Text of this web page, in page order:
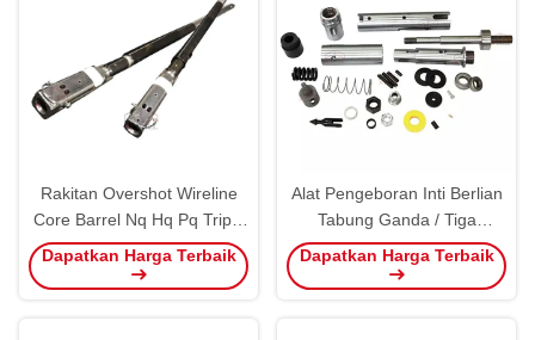
Rakitan Overshot Wireline
Core Barrel Nq Hq Pq Triple
Tube
Dapatkan Harga Terbaik
Alat Pengeboran Inti Berlian
Tabung Ganda / Tiga
Diameter Btw Ntw Htw Barrel
Overshot Assembly
Dapatkan Harga Terbaik